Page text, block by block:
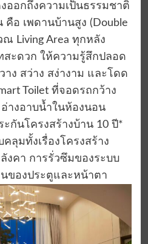
ออกถึงความเป็นธรรมชาติ
คือ เพดานบ้านสูง (Double
ณ Living Area ทุกหลัง
สะดวก ให้ความรู้สึกปลอด
าง สว่าง สง่างาม และโดด
Toilet ที่จอดรถกว้าง
างอาบนํ้าในห้องนอน
ะกันโครงสร้างบ้าน 10 ปี*
ลุมทั้งเรื่องโครงสร้าง
งคา การรั่วซึมของระบบ
ของประตูและหน้าตา